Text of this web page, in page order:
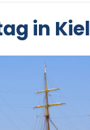
in Kiel